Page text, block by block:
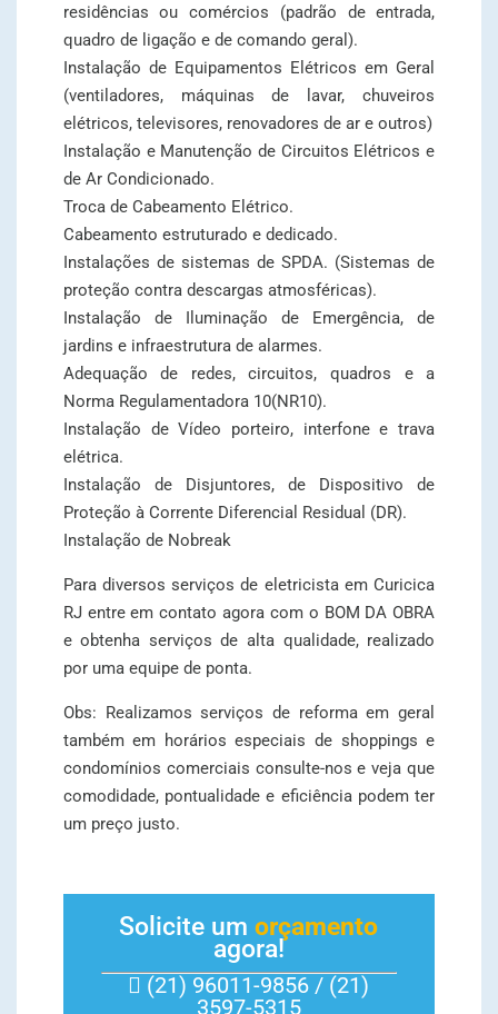
residências ou comércios (padrão de entrada,
quadro de ligação e de comando geral).
Instalação de Equipamentos Elétricos em Geral
(ventiladores, máquinas de lavar, chuveiros
elétricos, televisores, renovadores de ar e outros)
Instalação e Manutenção de Circuitos Elétricos e
de Ar Condicionado.
Troca de Cabeamento Elétrico.
Cabeamento estruturado e dedicado.
Instalações de sistemas de SPDA. (Sistemas de
proteção contra descargas atmosféricas).
Instalação de Iluminação de Emergência, de
jardins e infraestrutura de alarmes.
Adequação de redes, circuitos, quadros e a
Norma Regulamentadora 10(NR10).
Instalação de Vídeo porteiro, interfone e trava
elétrica.
Instalação de Disjuntores, de Dispositivo de
Proteção à Corrente Diferencial Residual (DR).
Instalação de Nobreak
Para diversos serviços de eletricista em Curicica
RJ entre em contato agora com o BOM DA OBRA
e obtenha serviços de alta qualidade, realizado
por uma equipe de ponta.
Obs: Realizamos serviços de reforma em geral
também em horários especiais de shoppings e
condomínios comerciais consulte-nos e veja que
comodidade, pontualidade e eficiência podem ter
um preço justo.
Solicite umorçamento
agora!
(21) 96011-9856 / (21)
3597-5315